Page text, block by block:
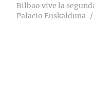
Bilbao vive la
Palacio Euskalduna